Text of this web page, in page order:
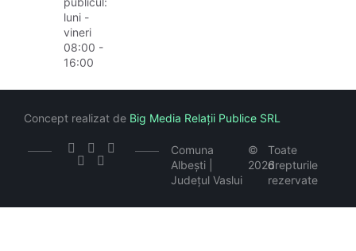
luni -
vineri
08:00 -
16:00
Comuna
Albești |
Județul Vaslui
©
2026
Toate
drepturile
rezervate
Concept realizat de Big Media Relații Publice SRL